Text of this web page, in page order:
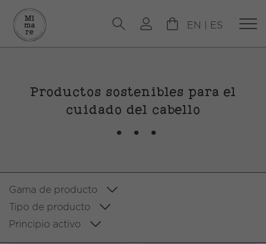
EN ES
Productos sostenibles para el
cuidado del cabello
Gama de producto
Tipo de producto
Principio activo